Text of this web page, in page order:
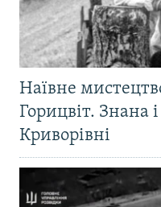
Наївне
Горицвіт. Знана
Криворівні